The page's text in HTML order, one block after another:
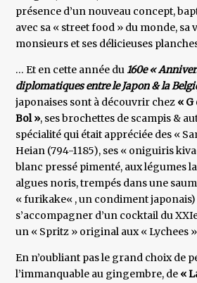
présence d’un nouveau concept,
avec sa « street food » du monde, sa
monsieurs et ses délicieuses
… Et en cette année du 160e «
diplomatiques entre le Japon & la
japonaises sont à découvrir chez « G
Bol », ses brochettes de scampis &
spécialité qui était appréciée des «
Heian (794-1185), ses « oniguiris
blanc pressé pimenté, aux légumes
algues noris, trempés dans une
« furikake« , un condiment
s’accompagner d’un cocktail du
un « Spritz » original aux « Lychees
En n’oubliant pas le grand choix de
l’immanquable au gingembre, de «